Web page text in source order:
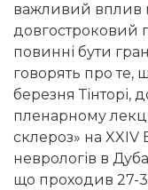
важливий вплив
довгостроковий
повинні бути
говорять про те,
березня Тінторі,
пленарному
склероз» на XXIV
неврологів в
що проходив 27-